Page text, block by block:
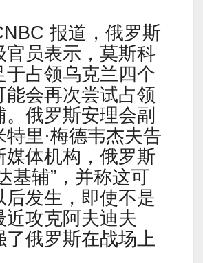
报道，俄罗斯
官员表示，莫斯科
于占领乌克兰四个
能会再次尝试占领
。俄罗斯安理会副
特里·梅德韦杰夫告
媒体机构，俄罗斯
基辅”，并称这可
后发生，即使不是
近攻克阿夫迪夫
了俄罗斯在战场上